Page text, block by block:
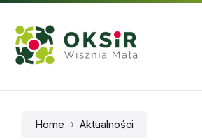
Skip
content
Skip
main
navigation
Skip
footer
Home Aktualności